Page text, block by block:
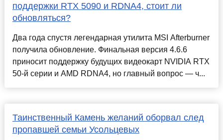
поддержки RTX 5090 и RDNA4, стоит ли
обновляться?
Два года спустя легендарная утилита MSI Afterburner
получила обновление. Финальная версия 4.6.6
приносит поддержку будущих видеокарт NVIDIA RTX
50-й серии и AMD RDNA4, но главный вопрос — ч...
Таинственный Камень желаний оборвал след
пропавшей семьи Усольцевых